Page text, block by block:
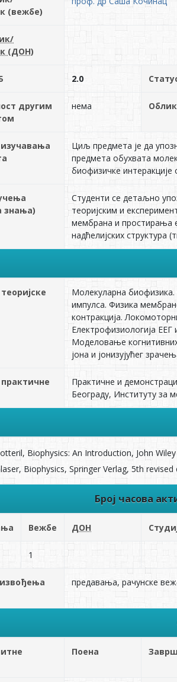
(вежбе)
(ДОН)
2.0
другим
нема
Циљ предмета је да
предмета обухвата
биофизичке интеракције
знања)
Студенти се детаљно
теоријским и
мембрана и простирања
надћелијских структура
Молекуларна биофизика.
импулса. Физика
контракција.
Електрофизиологија
Моделовање
јона и јонизујућег
Практичне и
Београду, Институту за
Biophysics: An Introduction, John
Biophysics, Springer Verlag, 5th
Број часова
Вежбе ДОН
1
предавања, рачунске
Поена